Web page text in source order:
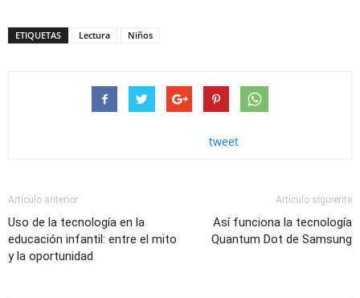
ETIQUETAS Lectura Niños
tweet
Artículo anterior
Uso de la tecnología en la
educación infantil: entre el mito
y la oportunidad
Artículo siguiente
Así funciona la tecnología
Quantum Dot de Samsung